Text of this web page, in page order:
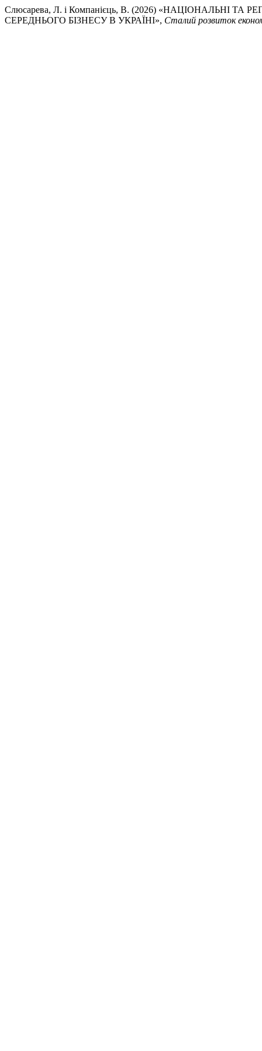
Слюсарева, Л. і Компанієць, В. (2026) «НАЦІОНАЛЬНІ
СЕРЕДНЬОГО БІЗНЕСУ В УКРАЇНІ», Сталий розвиток